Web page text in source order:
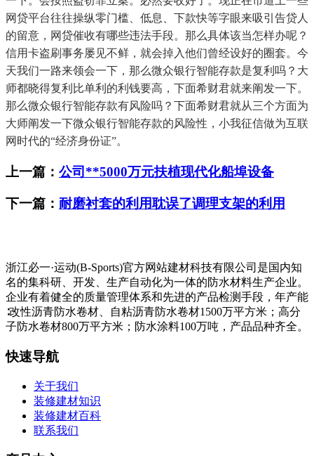
网贷平台往往操纵零门槛、低息、下款快等字眼来吸引告贷人
的留意，网贷催收有哪些违法手段。那么具体该当怎样办呢？
信用卡盗刷事务屡见不鲜，就会掉入他们曾经设好的圈套。今
天我们一路来领会一下，那么微众银行智能存款是复利吗？大
师都晓得复利比单利的利钱要高，下面希财君就来阐发一下。
那么微众银行智能存款有风险吗？下面希财君就从三个方面为
大师阐发一下微众银行智能存款的风险性，小我征信做为互联
网时代的“经济身份证”。
上一篇： 公司**5000万元扶植现代化船埠设备
下一篇： 耐磨衬套的利用耽误了调理支架的利用
浙江必一·运动(B-Sports)官方网站建材科技有限公司是国内知
名的集科研、开发、生产自动化为一体的防水材料生产企业。
企业有着健全的质量管理体系和先进的产品检测手段，年产能
∶改性沥青防水卷材、自粘沥青防水卷材1500万平方米；高分
子防水卷材800万平方米；防水涂料100万吨，产品品种齐全。
快速导航
关于我们
装修建材知识
装修建材百科
联系我们